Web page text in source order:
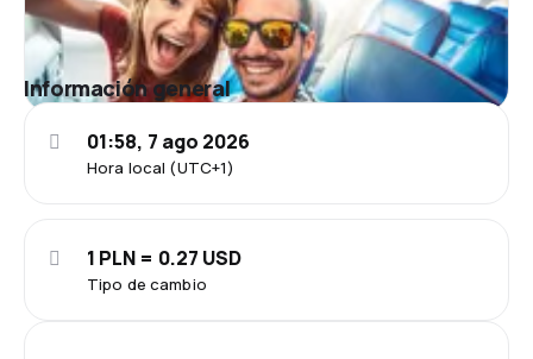
Información general
Hora local (UTC+1)
01:58, 7 ago 2026
Tipo de cambio
1 PLN = 0.27 USD